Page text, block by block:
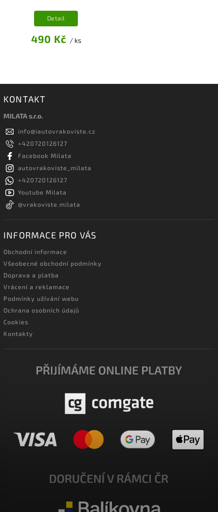
490 Kč / ks
Detail
KONTAKT
MILATA s.r.o.
info@iautovrakoviste.cz
+420720126127
Facebook Milata
autovrakoviste_milata
+420720126127
Youtube Milata
@vrakoviste.milata
INFORMACE PRO VÁS
Obchodní informace
Všeobecné obchodní podmínky
Doprava a platba
Vrácení a reklamace
Podmínky užívání webu
Ochrana osobních údajů
Cookies
Kontakty